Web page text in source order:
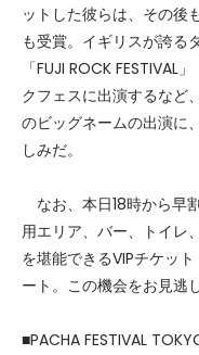
ットした彼らは、その後
も受賞。イギリスが誇る
「FUJI ROCK FESTIVAL
クフェスに出演するなど
のビッグネームの出演に
しみだ。
なお、本日18時から早
用エリア、バー、トイレ
を堪能できるVIPチケッ
ート。この機会をお見逃
■PACHA FESTIVAL